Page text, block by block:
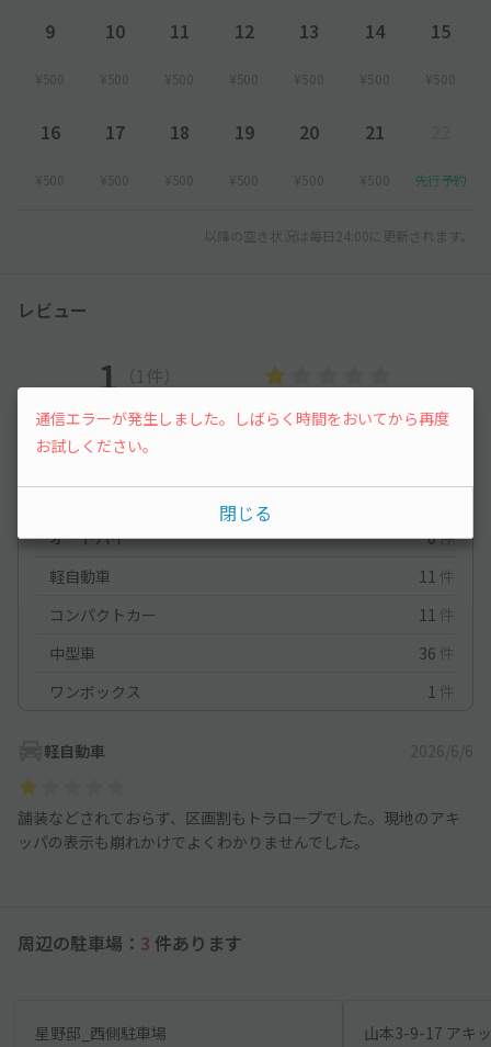
9
¥500
10
¥500
11
¥500
12
¥500
13
¥500
14
¥500
15
¥500
16
¥500
17
¥500
18
¥500
19
¥500
20
¥500
21
¥500 先行予約
以降の空き状況は毎日24:00に更新されます。
レビュー
1 （1件）
満足度 1 立地
3
車種ごとの利用実績
オートバイ
0件
軽自動車
11 件
コンパクトカー
11 件
中型車
36 件
ワンボックス
1 件
軽自動車 2026/6/6
舗装などされておらず、区画割もトラロープでした。現地のアキ
ッパの表示も崩れかけでよくわかりませんでした。
周辺の駐車場： 3 件あります
星野邸_西側駐車場
山本3-9-17 アキ
通信エラーが発生しました。しばらく時間をおいてから再度
お試しください。
閉じる